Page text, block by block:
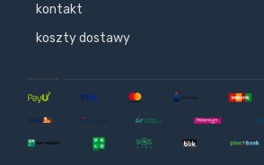
kontakt
koszty dostawy